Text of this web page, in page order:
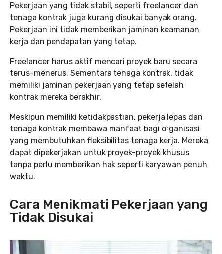
Pekerjaan yang tidak stabil, seperti freelancer dan
tenaga kontrak juga kurang disukai banyak orang.
Pekerjaan ini tidak memberikan jaminan keamanan
kerja dan pendapatan yang tetap.
Freelancer harus aktif mencari proyek baru secara
terus-menerus. Sementara tenaga kontrak, tidak
memiliki jaminan pekerjaan yang tetap setelah
kontrak mereka berakhir.
Meskipun memiliki ketidakpastian, pekerja lepas dan
tenaga kontrak membawa manfaat bagi organisasi
yang membutuhkan fleksibilitas tenaga kerja. Mereka
dapat dipekerjakan untuk proyek-proyek khusus
tanpa perlu memberikan hak seperti karyawan penuh
waktu.
Cara Menikmati Pekerjaan yang
Tidak Disukai